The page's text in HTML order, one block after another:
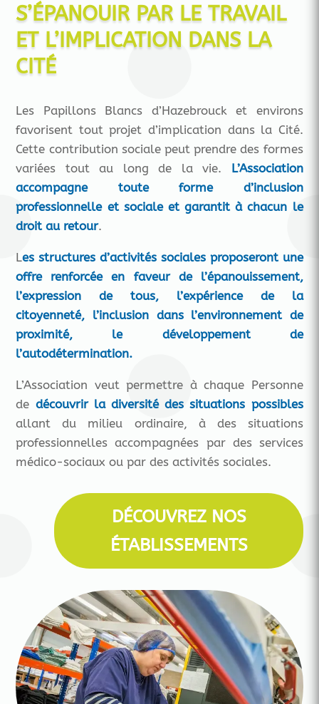
S’ÉPANOUIR PAR LE TRAVAIL
ET L’IMPLICATION DANS LA
CITÉ
Les Papillons Blancs d’Hazebrouck et environs
favorisent tout projet d’implication dans la Cité.
Cette contribution sociale peut prendre des formes
variées tout au long de la vie. L’Association
accompagne toute forme d’inclusion
professionnelle et sociale et garantit à chacun le
droit au retour.
Les structures d’activités sociales proposeront une
offre renforcée en faveur de l’épanouissement,
l’expression de tous, l’expérience de la
citoyenneté, l’inclusion dans l’environnement de
proximité, le développement de
l’autodétermination.
L’Association veut permettre à chaque Personne
de découvrir la diversité des situations possibles
allant du milieu ordinaire, à des situations
professionnelles accompagnées par des services
médico-sociaux ou par des activités sociales.
DÉCOUVREZ NOS
ÉTABLISSEMENTS